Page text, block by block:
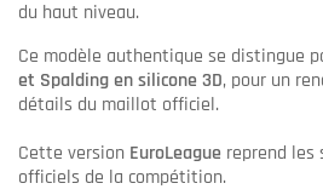
du haut niveau.
Ce modèle authentique se distingue
et Spalding en silicone 3D, pour un
détails du maillot officiel.
Cette version EuroLeague reprend les
officiels de la compétition.